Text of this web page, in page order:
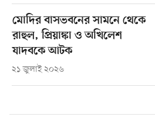
মোদির বাসভবনের সামনে থেকে
রাহুল, প্রিয়াঙ্কা ও অখিলেশ
যাদবকে আটক
২১ জুলাই ২০২৬